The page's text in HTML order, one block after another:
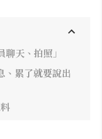
天、拍照」
、累了就要說出